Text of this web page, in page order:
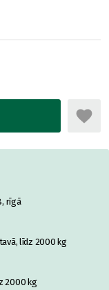
rīgā
līdz 2000 kg
2000 kg